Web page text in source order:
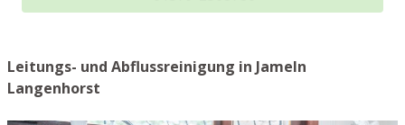
Leitungs- und Abflussreinigung in Jameln
Langenhorst